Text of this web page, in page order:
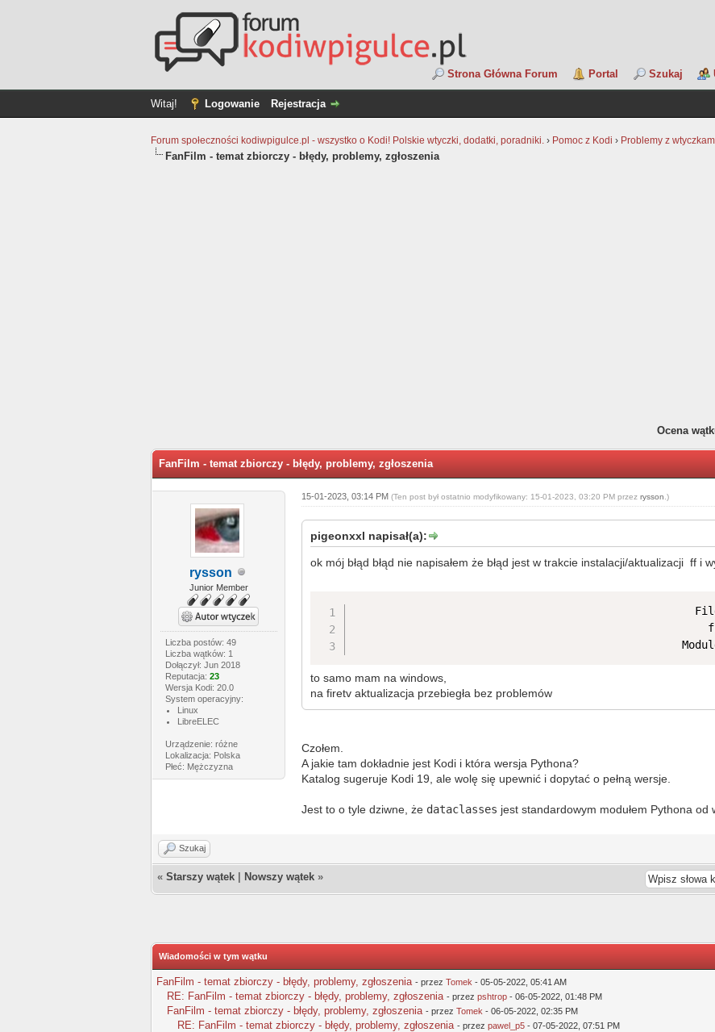
Strona Główna Forum Portal Szukaj
Witaj! Logowanie Rejestracja
Forum społeczności kodiwpigulce.pl - wszystko o Kodi! Polskie wtyczki, dodatki, poradniki. › Pomoc z Kodi › Problemy z
FanFilm - temat zbiorczy - błędy, problemy, zgłoszenia
Ocena
FanFilm - temat zbiorczy - błędy, problemy, zgłoszenia
rysson
Junior Member
Liczba postów: 49
Liczba wątków: 1
Dołączył: Jun 2018
Reputacja: 23
Wersja Kodi: 20.0
System operacyjny:
Linux
LibreELEC
Urządzenie: różne
Lokalizacja: Polska
Płeć: Mężczyzna
15-01-2023, 03:14 PM (Ten post był ostatnio modyfikowany: 15-01-2023, 03:20 PM przez rysson .)
pigeonxxl napisał(a):
ok mój błąd błąd nie napisałem że błąd jest w trakcie instalacji/aktualizacji ff i
to samo mam na windows,
na firetv aktualizacja przebiegła bez problemów
Czołem.
A jakie tam dokładnie jest Kodi i która wersja Pythona?
Katalog sugeruje Kodi 19, ale wolę się upewnić i dopytać o pełną wersje.
Jest to o tyle dziwne, że dataclasses jest standardowym modułem Pythona od
Szukaj
« Starszy wątek Nowszy wątek »
Wiadomości w tym wątku
FanFilm - temat zbiorczy - błędy, problemy, zgłoszenia - przez Tomek - 05-05-2022, 05:41 AM
RE: FanFilm - temat zbiorczy - błędy, problemy, zgłoszenia - przez pshtrop - 06-05-2022, 01:48 PM
FanFilm - temat zbiorczy - błędy, problemy, zgłoszenia - przez Tomek - 06-05-2022, 02:35 PM
RE: FanFilm - temat zbiorczy - błędy, problemy, zgłoszenia - przez pawel_p5 - 07-05-2022, 07:51 PM